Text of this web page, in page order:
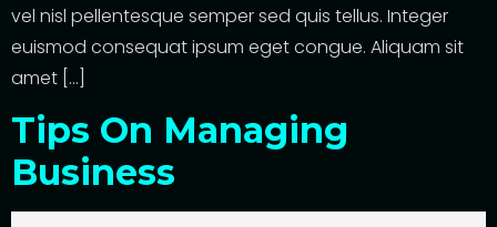
vel nisl pellentesque semper sed quis tellus. Integer
euismod consequat ipsum eget congue. Aliquam sit
amet […]
Tips On Managing
Business